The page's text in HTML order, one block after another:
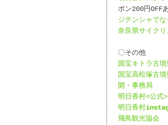
ポン200円OFF
ジテンシャで
奈良県サイク
〇その他
国宝キトラ古
国宝高松塚古
開・事務局
明日香村<公式>
明日香村
飛鳥観光協会